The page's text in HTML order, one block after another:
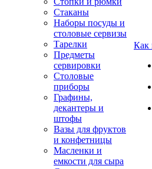
Стаканы
Наборы посуды и
столовые сервизы
Тарелки
Предметы
сервировки
Столовые
приборы
Графины,
декантеры и
штофы
Вазы для фруктов
и конфетницы
Масленки и
емкости для сыра
Как